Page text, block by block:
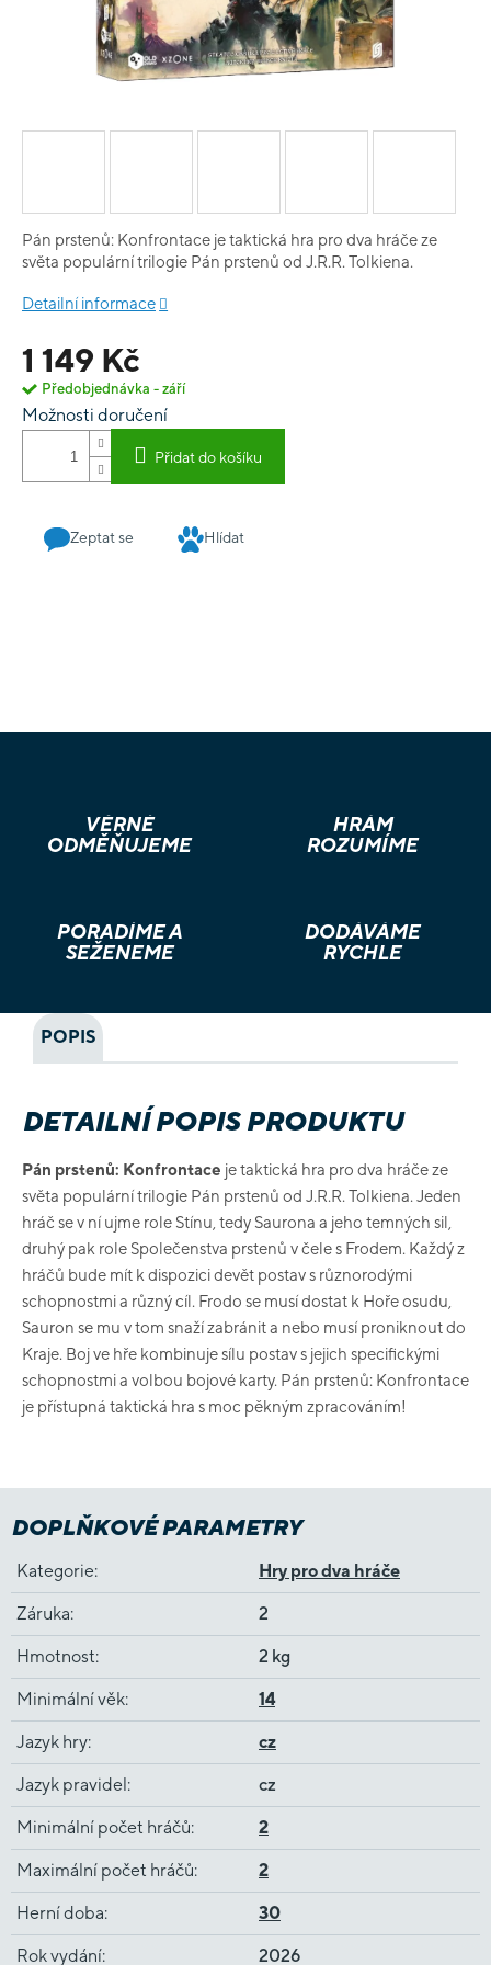
1 149 Kč
Předobjednávka - září
Možnosti doručení
Přidat do košíku
Pán prstenů: Konfrontace je taktická hra pro dva hráče ze
světa populární trilogie Pán prstenů od J.R.R. Tolkiena.
Detailní informace
Zeptat se Hlídat
VĚRNÉ
ODMĚŇUJEME
HRÁM
ROZUMÍME
PORADÍME A
SEŽENEME
DODÁVÁME
RYCHLE
POPIS
DETAILNÍ POPIS PRODUKTU
Pán prstenů: Konfrontace je taktická hra pro dva hráče ze
světa populární trilogie Pán prstenů od J.R.R. Tolkiena. Jeden
hráč se v ní ujme role Stínu, tedy Saurona a jeho temných sil,
druhý pak role Společenstva prstenů v čele s Frodem. Každý z
hráčů bude mít k dispozici devět postav s různorodými
schopnostmi a různý cíl. Frodo se musí dostat k Hoře osudu,
Sauron se mu v tom snaží zabránit a nebo musí proniknout do
Kraje. Boj ve hře kombinuje sílu postav s jejich specifickými
schopnostmi a volbou bojové karty. Pán prstenů: Konfrontace
je přístupná taktická hra s moc pěkným zpracováním!
DOPLŇKOVÉ PARAMETRY
Kategorie: Hry pro dva hráče
Záruka: 2
Hmotnost: 2 kg
Minimální věk: 14
Jazyk hry: cz
Jazyk pravidel: cz
Minimální počet hráčů: 2
Maximální počet hráčů: 2
Herní doba: 30
Rok vydání: 2026